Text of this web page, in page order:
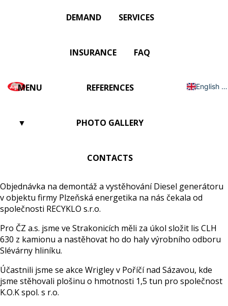
MENU
▼
DEMAND SERVICES
INSURANCE FAQ
REFERENCES
PHOTO GALLERY
CONTACTS
English (UK)
English (UK)
DUBEN 2014
Objednávka na demontáž a vystěhování Diesel generátoru
v objektu firmy Plzeňská energetika na nás čekala od
společnosti RECYKLO s.r.o.
Pro ČZ a.s. jsme ve Strakonicích měli za úkol složit lis CLH
630 z kamionu a nastěhovat ho do haly výrobního odboru
Slévárny hliníku.
Účastnili jsme se akce Wrigley v Poříčí nad Sázavou, kde
jsme stěhovali plošinu o hmotnosti 1,5 tun pro společnost
K.O.K spol. s r.o.